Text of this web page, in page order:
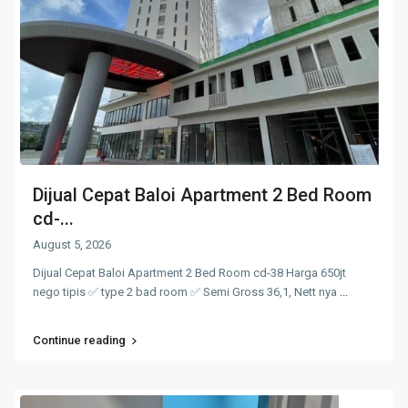
Dijual Cepat Baloi Apartment 2 Bed Room
cd-...
August 5, 2026
Dijual Cepat Baloi Apartment 2 Bed Room cd-38 Harga 650jt
nego tipis ✅ type 2 bad room ✅ Semi Gross 36,1, Nett nya ...
Continue reading